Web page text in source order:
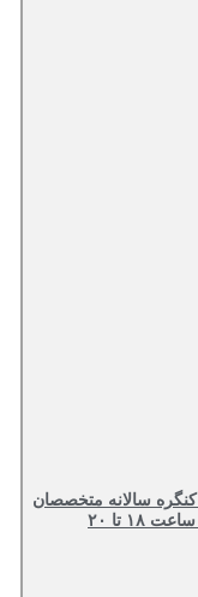
سالانه متخصصان
علوم اطلاعات، روز دوشنبه ۱۸ خرداد ۱۴۰۵، ساعت ۱۸ تا ۲۰